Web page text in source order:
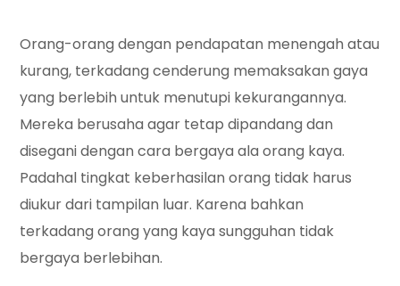
Orang-orang dengan pendapatan menengah atau
kurang, terkadang cenderung memaksakan gaya
yang berlebih untuk menutupi kekurangannya.
Mereka berusaha agar tetap dipandang dan
disegani dengan cara bergaya ala orang kaya.
Padahal tingkat keberhasilan orang tidak harus
diukur dari tampilan luar. Karena bahkan
terkadang orang yang kaya sungguhan tidak
bergaya berlebihan.